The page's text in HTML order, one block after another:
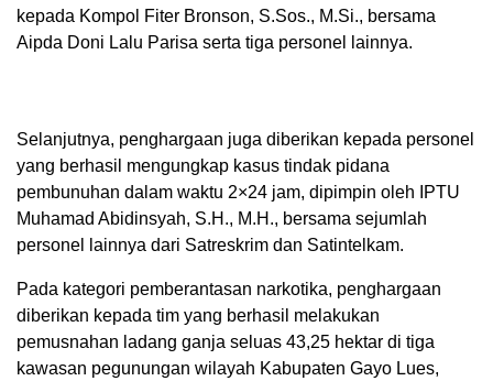
kepada Kompol Fiter Bronson, S.Sos., M.Si., bersama
Aipda Doni Lalu Parisa serta tiga personel lainnya.
Selanjutnya, penghargaan juga diberikan kepada personel
yang berhasil mengungkap kasus tindak pidana
pembunuhan dalam waktu 2×24 jam, dipimpin oleh IPTU
Muhamad Abidinsyah, S.H., M.H., bersama sejumlah
personel lainnya dari Satreskrim dan Satintelkam.
Pada kategori pemberantasan narkotika, penghargaan
diberikan kepada tim yang berhasil melakukan
pemusnahan ladang ganja seluas 43,25 hektar di tiga
kawasan pegunungan wilayah Kabupaten Gayo Lues,